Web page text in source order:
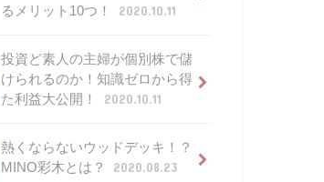
るメリット10つ！
2020.10.11
投資ど素人の主婦が個別株で儲
けられるのか！知識ゼロから得
た利益大公開！
2020.10.11
熱くならないウッドデッキ！？
MINO彩木とは？
2020.08.23